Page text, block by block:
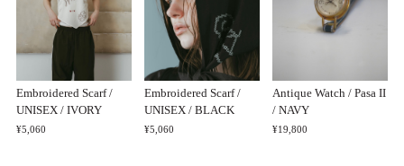
Embroidered Scarf /
UNISEX / IVORY
¥5,060
Embroidered Scarf /
UNISEX / BLACK
¥5,060
Antique Watch / Pasa II
/ NAVY
¥19,800